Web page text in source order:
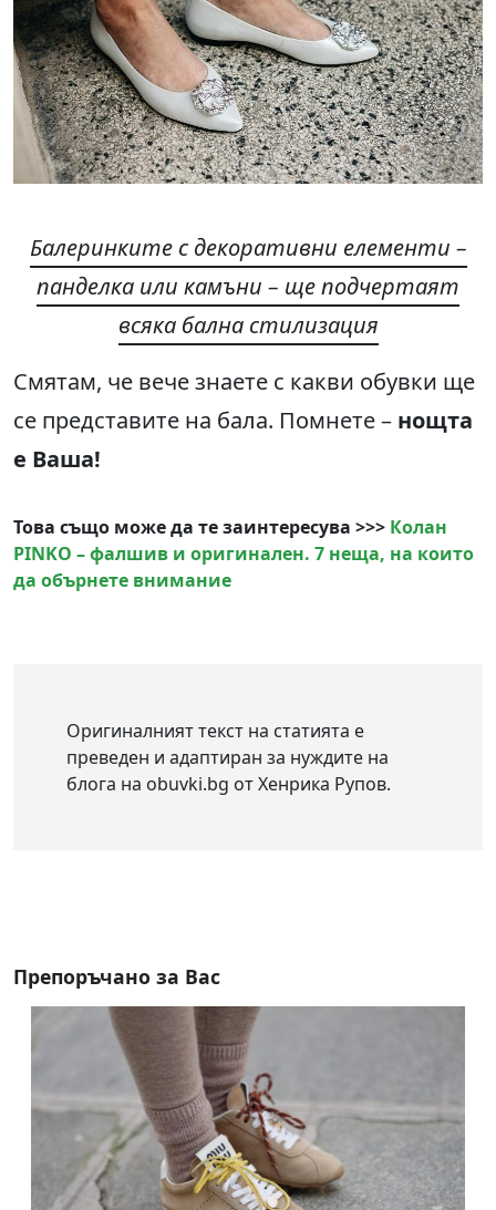
Балеринките с декоративни елементи –
панделка или камъни – ще подчертаят
всяка бална стилизация
Смятам, че вече знаете с какви обувки ще
се представите на бала. Помнете – нощта
е Ваша!
Това също може да те заинтересува >>> Колан
PINKO – фалшив и оригинален. 7 неща, на които
да обърнете внимание
Оригиналният текст на статията е
преведен и адаптиран за нуждите на
блога на obuvki.bg от Хенрика Рупов.
Препоръчано за Вас